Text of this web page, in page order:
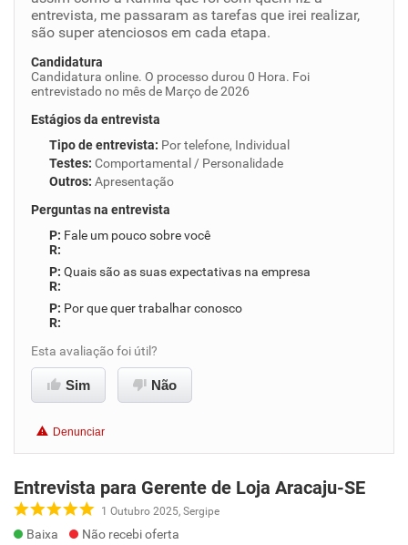
entrevista, me passaram as tarefas que irei realizar,
são super atenciosos em cada etapa.
Candidatura
Candidatura online. O processo durou 0 Hora. Foi
entrevistado no mês de Março de 2026
Estágios da entrevista
Tipo de entrevista: Por telefone, Individual
Testes: Comportamental / Personalidade
Outros: Apresentação
Perguntas na entrevista
Fale um pouco sobre você
Quais são as suas expectativas na empresa
Por que quer trabalhar conosco
Esta avaliação foi útil?
Sim Não
Denunciar
Entrevista para Gerente de Loja Aracaju-SE
1 Outubro 2025, Sergipe
Baixa Não recebi oferta